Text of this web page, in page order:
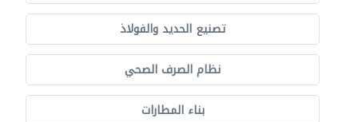
تصنيع الحديد والفولاذ
نظام الصرف الصحي
بناء المطارات